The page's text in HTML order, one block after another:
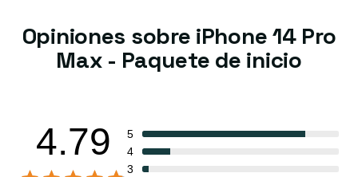
Opiniones sobre iPhone 14 Pro
Max - Paquete de inicio
4.79
5
4
3